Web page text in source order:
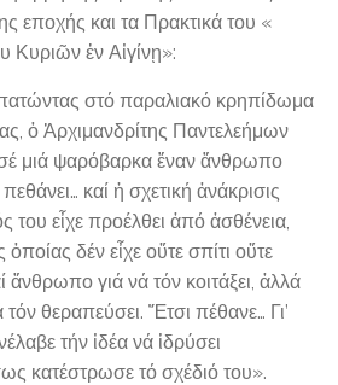
εποχής και τα Πρακτικά του «
ἐν Αἰγίνῃ»:
στό παραλιακό κρηπίδωμα
ὁ Ἀρχιμανδρίτης Παντελεήμων
μιά ψαρόβαρκα ἕναν ἄνθρωπο
καί ἡ σχετική ἀνάκρισις
του εἶχε προέλθει ἀπό ἀσθένεια,
δέν εἶχε οὔτε σπίτι οὔτε
ἄνθρωπο γιά νά τόν κοιτάξει, ἀλλά
τόν θεραπεύσει. Ἔτσι πέθανε… Γι’
τήν ἰδέα νά ἱδρύσει
κατέστρωσε τό σχέδιό του».